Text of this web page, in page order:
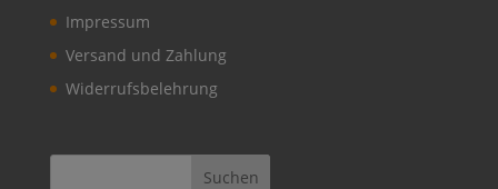
Impressum
Versand und Zahlung
Widerrufsbelehrung
Suchen